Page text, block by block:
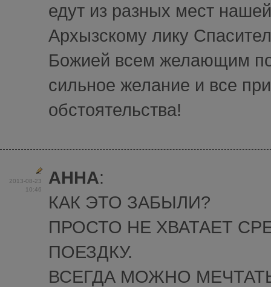
едут из разных мест
Архызскому лику
Божией всем желающим
сильное желание и все
обстоятельства!
2013-08-23
10:46
АННА:
КАК ЭТО ЗАБЫЛИ?
ПРОСТО НЕ ХВАТАЕТ
ПОЕЗДКУ.
ВСЕГДА МОЖНО